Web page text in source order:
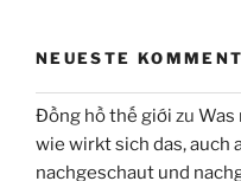
NEUESTE
Đồng hồ thế giới zu Was
wie wirkt sich das, auch
nachgeschaut und